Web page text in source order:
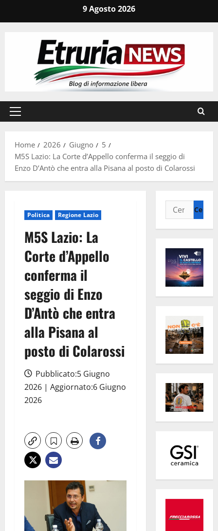
9 Agosto 2026
Menu
Home
2026 Giugno
5
M5S Lazio: La Corte d’Appello conferma il seggio di
Enzo D’Antò che entra alla Pisana al posto di Colarossi
Politica Regione Lazio
M5S Lazio: La
Corte d’Appello
conferma il
seggio di Enzo
D’Antò che entra
alla Pisana al
posto di Colarossi
Pubblicato:5 Giugno
2026 | Aggiornato:6 Giugno
2026
Ricerca
per: